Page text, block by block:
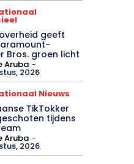
geeft
Bros. groen licht
Aruba -
2026
Nieuws
TikTokker
tijdens
Aruba -
2026